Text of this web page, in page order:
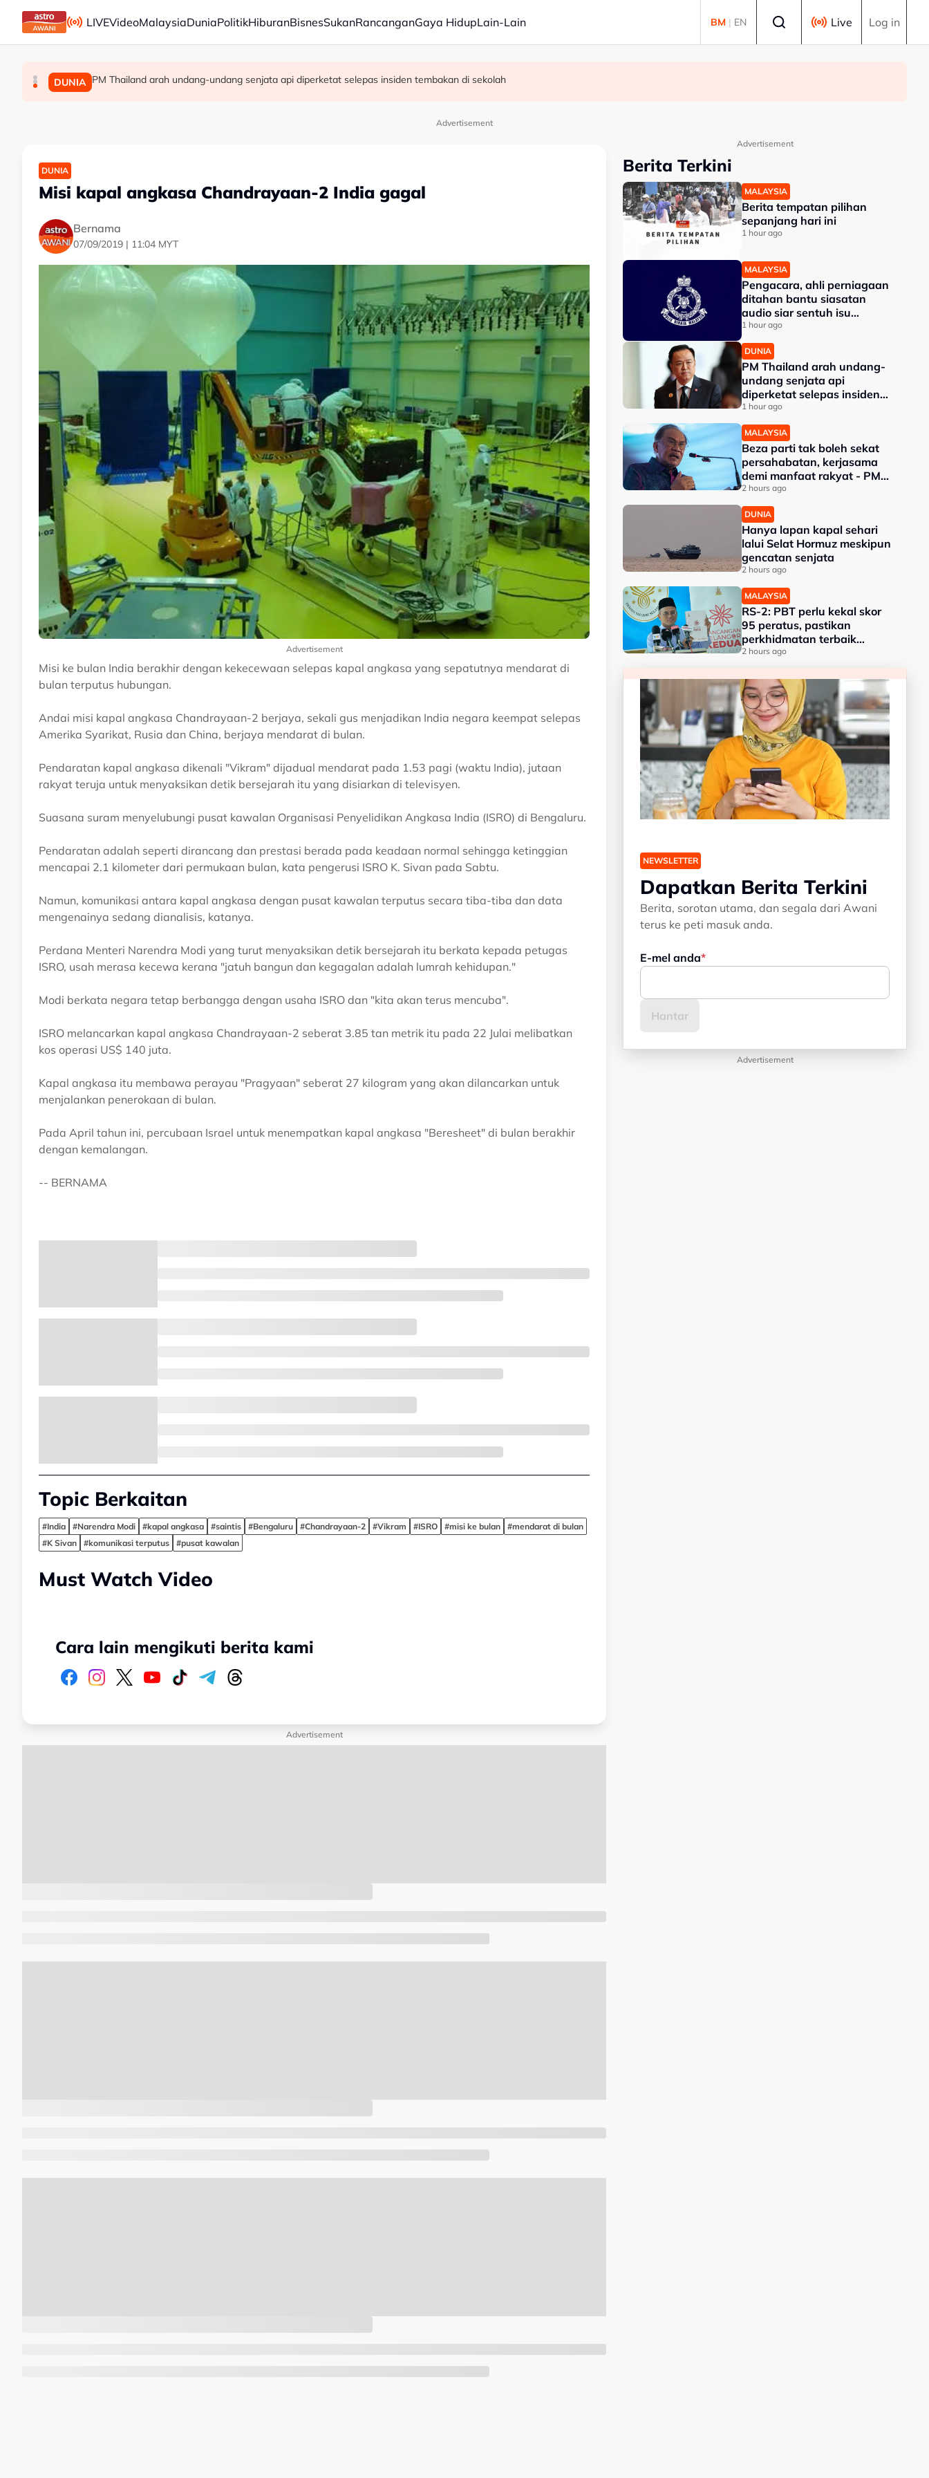
Skip to main content
LIVEVideoMalaysiaDuniaPolitikHiburanBisnesSukanRancanganGaya HidupLain-Lain BM | EN Live Log in
MALAYSIA Berita tempatan pilihan sepanjang hari ini
MALAYSIA Pengacara, ahli perniagaan ditahan bantu siasatan audio siar sentuh isu sensitiviti agama
DUNIA PM Thailand arah undang-undang senjata api diperketat selepas insiden tembakan di sekolah
Advertisement
DUNIA
Misi kapal angkasa Chandrayaan-2 India gagal
Bernama
07/09/2019 | 11:04 MYT
Advertisement
Misi ke bulan India berakhir dengan kekecewaan selepas kapal angkasa yang sepatutnya mendarat di
bulan terputus hubungan.
Andai misi kapal angkasa Chandrayaan-2 berjaya, sekali gus menjadikan India negara keempat selepas
Amerika Syarikat, Rusia dan China, berjaya mendarat di bulan.
Pendaratan kapal angkasa dikenali "Vikram" dijadual mendarat pada 1.53 pagi (waktu India), jutaan
rakyat teruja untuk menyaksikan detik bersejarah itu yang disiarkan di televisyen.
Suasana suram menyelubungi pusat kawalan Organisasi Penyelidikan Angkasa India (ISRO) di Bengaluru.
Pendaratan adalah seperti dirancang dan prestasi berada pada keadaan normal sehingga ketinggian
mencapai 2.1 kilometer dari permukaan bulan, kata pengerusi ISRO K. Sivan pada Sabtu.
Namun, komunikasi antara kapal angkasa dengan pusat kawalan terputus secara tiba-tiba dan data
mengenainya sedang dianalisis, katanya.
Perdana Menteri Narendra Modi yang turut menyaksikan detik bersejarah itu berkata kepada petugas
ISRO, usah merasa kecewa kerana "jatuh bangun dan kegagalan adalah lumrah kehidupan."
Modi berkata negara tetap berbangga dengan usaha ISRO dan "kita akan terus mencuba".
ISRO melancarkan kapal angkasa Chandrayaan-2 seberat 3.85 tan metrik itu pada 22 Julai melibatkan
kos operasi US$ 140 juta.
Kapal angkasa itu membawa perayau "Pragyaan" seberat 27 kilogram yang akan dilancarkan untuk
menjalankan penerokaan di bulan.
Pada April tahun ini, percubaan Israel untuk menempatkan kapal angkasa "Beresheet" di bulan berakhir
dengan kemalangan.
-- BERNAMA
Topic Berkaitan
#India #Narendra Modi #kapal angkasa #saintis #Bengaluru #Chandrayaan-2 #Vikram #ISRO #misi ke bulan
#mendarat di bulan
#K Sivan
#komunikasi terputus #pusat kawalan
Must Watch Video
Cara lain mengikuti berita kami
Advertisement
Advertisement
Berita Terkini
MALAYSIA
Berita tempatan pilihan
sepanjang hari ini
1 hour ago
MALAYSIA
Pengacara, ahli perniagaan
ditahan bantu siasatan
audio siar sentuh isu
sensitiviti agama
1 hour ago
DUNIA
PM Thailand arah undang-
undang senjata api
diperketat selepas insiden
tembakan di sekolah
1 hour ago
MALAYSIA
Beza parti tak boleh sekat
persahabatan, kerjasama
demi manfaat rakyat - PM
Anwar
2 hours ago
DUNIA
Hanya lapan kapal sehari
lalui Selat Hormuz meskipun
gencatan senjata
2 hours ago
MALAYSIA
RS-2: PBT perlu kekal skor
95 peratus, pastikan
perkhidmatan terbaik
kepada rakyat - Amirudin
2 hours ago
NEWSLETTER
Dapatkan Berita Terkini
Berita, sorotan utama, dan segala dari Awani
terus ke peti masuk anda.
E-mel anda
Advertisement